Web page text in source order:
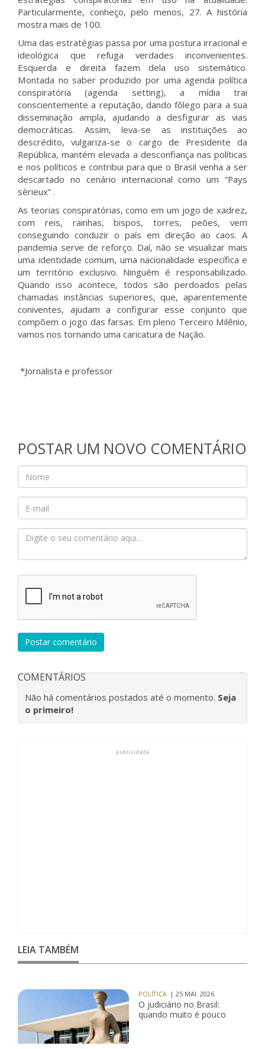
Particularmente, conheço, pelo menos, 27. A história
mostra mais de 100.
Uma das estratégias passa por uma postura irracional e
ideológica que refuga verdades inconvenientes.
Esquerda e direita fazem dela uso sistemático.
Montada no saber produzido por uma agenda política
conspiratória (agenda setting), a mídia trai
conscientemente a reputação, dando fôlego para a sua
disseminação ampla, ajudando a desfigurar as vias
democráticas. Assim, leva-se as instituições ao
descrédito, vulgariza-se o cargo de Presidente da
República, mantém elevada a desconfiança nas políticas
e nos políticos e contribui para que o Brasil venha a ser
descartado no cenário internacional como um “Pays
sèrieux” .
As teorias conspiratórias, como em um jogo de xadrez,
com reis, rainhas, bispos, torres, peões, vem
conseguindo conduzir o país em direção ao caos. A
pandemia serve de reforço. Daí, não se visualizar mais
uma identidade comum, uma nacionalidade específica e
um território exclusivo. Ninguém é responsabilizado.
Quando isso acontece, todos são perdoados pelas
chamadas instâncias superiores, que, aparentemente
coniventes, ajudam a configurar esse conjunto que
compõem o jogo das farsas. Em pleno Terceiro Milênio,
vamos nos tornando uma caricatura de Nação.
*Jornalista e professor
POSTAR UM NOVO COMENTÁRIO
Postar comentário
COMENTÁRIOS
Não há comentários postados até o momento. Seja
o primeiro!
LEIA TAMBÉM
POLÍTICA | 25 MAI. 2026
O judiciário no Brasil:
quando muito é pouco